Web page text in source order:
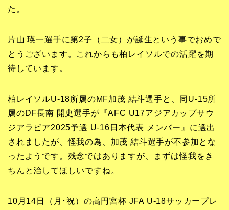
た。
片山 瑛一選手に第2子（二女）が誕生という事でおめで
とうございます。これからも柏レイソルでの活躍を期
待しています。
柏レイソルU-18所属のMF加茂 結斗選手と、同U-15所
属のDF長南 開史選手が『AFC U17アジアカップサウ
ジアラビア2025予選 U-16日本代表 メンバー』に選出
されましたが、怪我の為、加茂 結斗選手が不参加とな
ったようです。残念ではありますが、まずは怪我をき
ちんと治してほしいですね。
10月14日（月･祝）の高円宮杯 JFA U-18サッカープレ